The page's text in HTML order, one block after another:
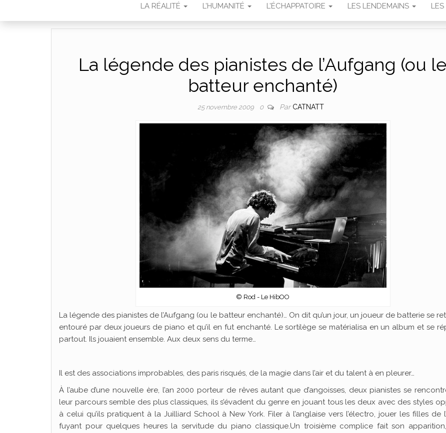
LA RÉALITÉ L’HUMANITÉ L’ÉCHAPPATOIRE LES LENDEMAINS
La légende des pianistes de l’Aufgang (ou le
batteur enchanté)
25 novembre 2009 0 Par CATNATT
© Rod - Le HibOO
La légende des pianistes de l’Aufgang (ou le batteur enchanté)… On dit qu’un jour, un joueur de batterie se
entouré par deux joueurs de piano et qu’il en fut enchanté. Le sortilège se matérialisa en un album et se
partout. Ils jouaient ensemble. Aux deux sens du terme…
Il est des associations improbables, des paris risqués, de la magie dans l’air et du talent à en pleurer…
À l’aube d’une nouvelle ère, l’an 2000 porteur de rêves autant que d’angoisses, deux pianistes se
leur parcours semble des plus classiques, ils s’évadent du genre en jouant tous les deux avec des styles
à celui qu’ils pratiquent à la Juilliard School à New York. Filer à l’anglaise vers l’électro, jouer les filles de
fuyant pour quelques heures la servitude du piano classique.Un troisième complice fait son